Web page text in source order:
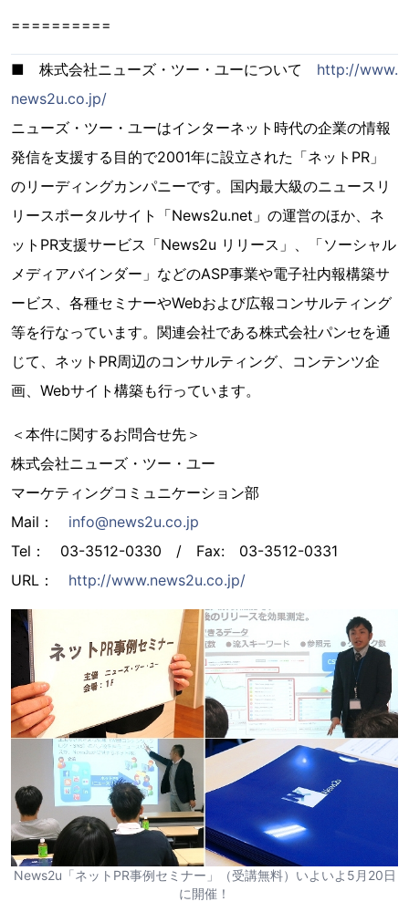
==========
■ 株式会社ニューズ・ツー・ユーについて http://www.
news2u.co.jp/
ニューズ・ツー・ユーはインターネット時代の企業の情報
発信を支援する目的で2001年に設立された「ネットPR」
のリーディングカンパニーです。国内最大級のニュースリ
リースポータルサイト「News2u.net」の運営のほか、ネ
ットPR支援サービス「News2u リリース」、「ソーシャル
メディアバインダー」などのASP事業や電子社内報構築サ
ービス、各種セミナーやWebおよび広報コンサルティング
等を行なっています。関連会社である株式会社パンセを通
じて、ネットPR周辺のコンサルティング、コンテンツ企
画、Webサイト構築も行っています。
＜本件に関するお問合せ先＞
株式会社ニューズ・ツー・ユー
マーケティングコミュニケーション部
Mail： info@news2u.co.jp
Tel： 03-3512-0330 / Fax: 03-3512-0331
URL： http://www.news2u.co.jp/
News2u「ネットPR事例セミナー」（受講無料）いよいよ5月20日
に開催！